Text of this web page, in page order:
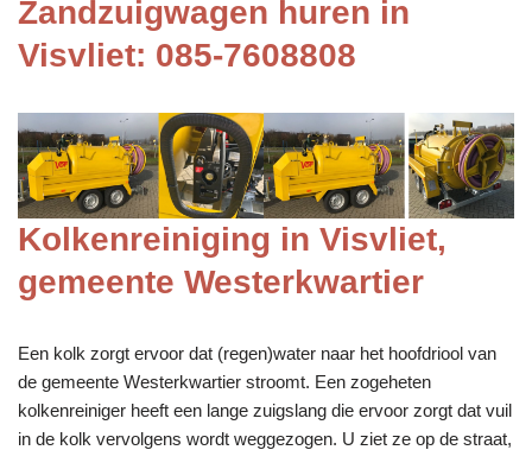
Zandzuigwagen huren in
Visvliet: 085-7608808
Kolkenreiniging in Visvliet,
gemeente Westerkwartier
Een kolk zorgt ervoor dat (regen)water naar het hoofdriool van
de gemeente Westerkwartier stroomt. Een zogeheten
kolkenreiniger heeft een lange zuigslang die ervoor zorgt dat vuil
in de kolk vervolgens wordt weggezogen. U ziet ze op de straat,